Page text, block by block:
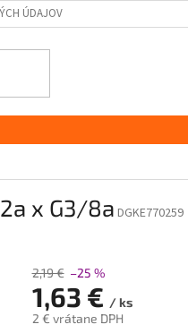
ÚDAJOV
x G3/8aDGKE770259
2,19 € –25 %
1,63 € / ks
2 € vrátane DPH